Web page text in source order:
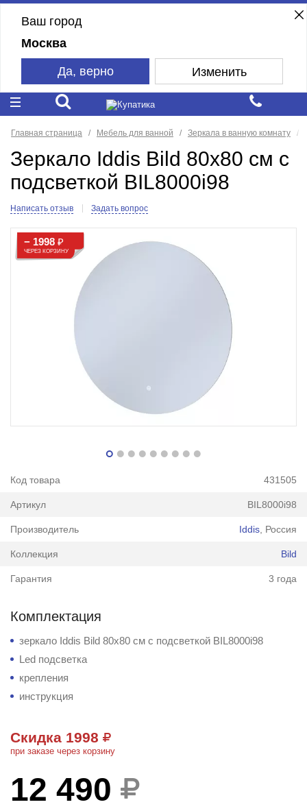
Ваш город
Москва
Да, верно Изменить
Главная страница Мебель для ванной Зеркала в ванную комнату
Зеркало Iddis Bild 80x80 см с
подсветкой BIL8000i98
Написать отзыв Задать вопрос
− 1998₽
ЧЕРЕЗ КОРЗИНУ
Код товара 431505
Артикул BIL8000i98
Производитель Iddis , Россия
Коллекция Bild
Гарантия 3 года
Комплектация
зеркало Iddis Bild 80x80 см с подсветкой BIL8000i98
Led подсветка
крепления
инструкция
Скидка 1998
при заказе через корзину
12 490